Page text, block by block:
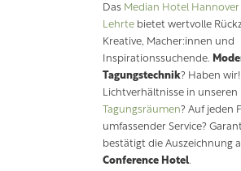
Das Median Hotel Hannover
Lehrte bietet wertvolle
Kreative, Macher:innen und
Inspirationssuchende.
Tagungstechnik? Haben
Lichtverhältnisse in unseren
Tagungsräumen? Auf jeden
umfassender Service?
bestätigt die Auszeichnung
Conference Hotel.